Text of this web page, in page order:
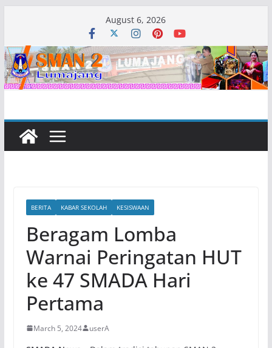
content
August 6, 2026
BERITA KABAR SEKOLAH KESISWAAN
Beragam Lomba
Warnai Peringatan HUT
ke 47 SMADA Hari
Pertama
March 5, 2024 userA